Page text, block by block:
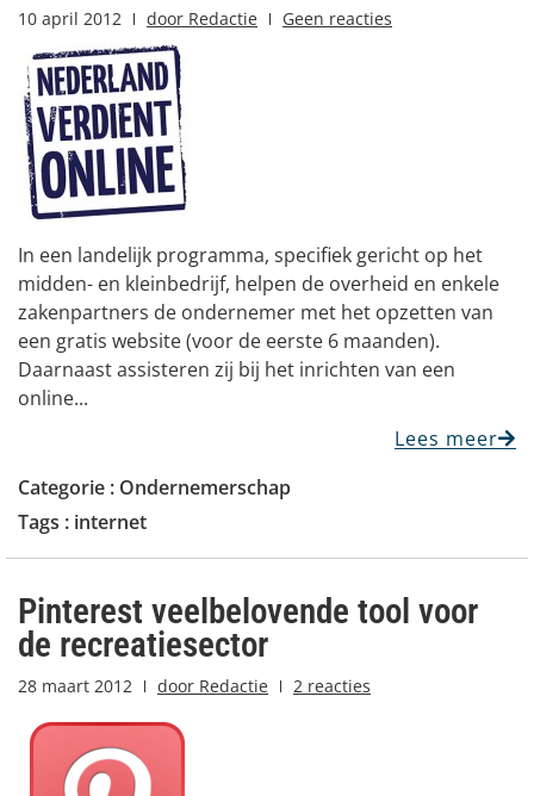
10 april 2012 door Redactie Geen reacties
In een landelijk programma, specifiek gericht op het
midden- en kleinbedrijf, helpen de overheid en enkele
zakenpartners de ondernemer met het opzetten van
een gratis website (voor de eerste 6 maanden).
Daarnaast assisteren zij bij het inrichten van een
online...
Lees meer
Categorie : Ondernemerschap
Tags : internet
Pinterest veelbelovende tool voor
de recreatiesector
28 maart 2012 door Redactie 2 reacties